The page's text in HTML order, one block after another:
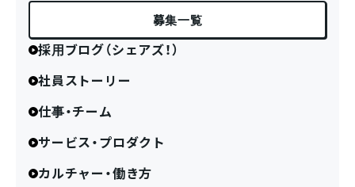
募集一覧
採用ブログ（シェアズ！）
社員ストーリー
仕事・チーム
サービス・プロダクト
カルチャー・働き方